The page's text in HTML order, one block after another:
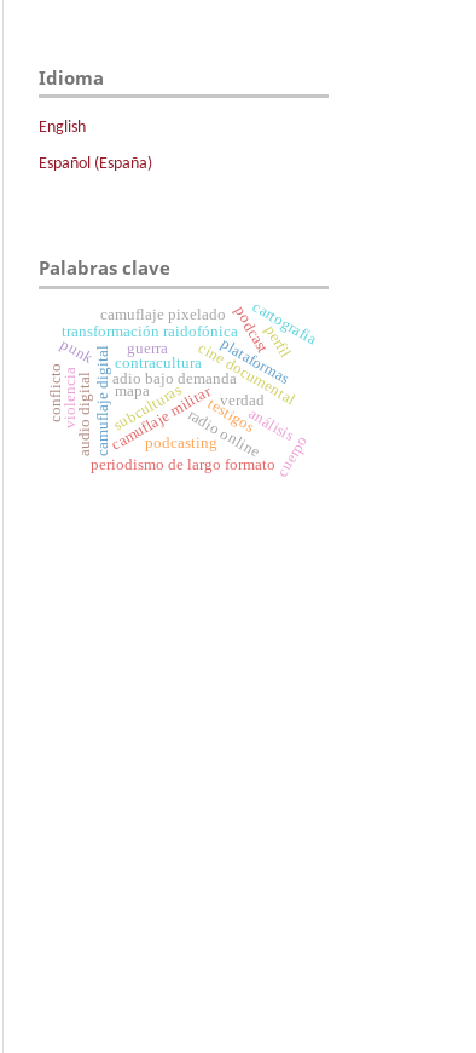
Idioma
English
Español (España)
Palabras clave
cine documental
adio bajo demanda
camuflaje digitalcamuflaje militar verdad
testigos
plataformas
transformación raidofónica
radio online
podcasting
podcast
audio digital
periodismo de largo formato
perfil
camuflaje pixelado cartografía
contracultura
subculturas
punk
análisis
violencia mapa
conflicto
guerra
cuerpo